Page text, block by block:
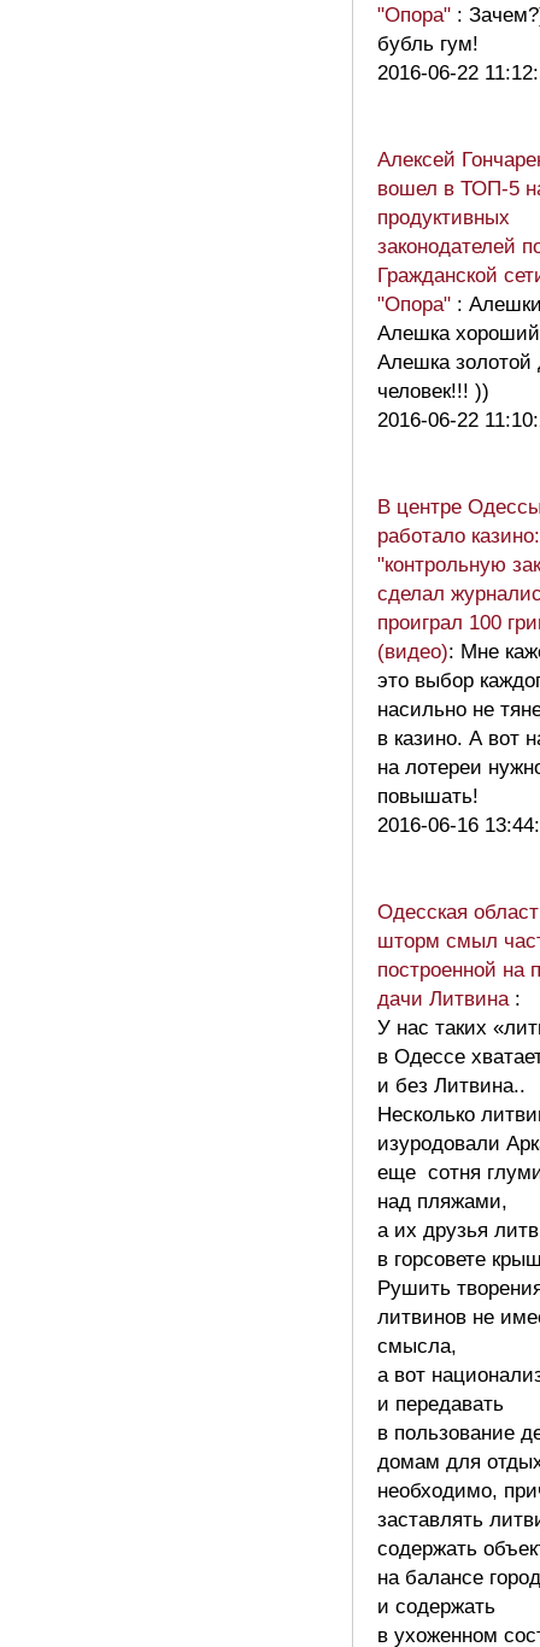
"Опора" :
бубль гум!
2016-06-22
Алексей
вошел в ТОП-5
продуктивных
законодателей
Гражданской
"Опора" :
Алешка
Алешка
человек!!! ))
2016-06-22
В центре
работало казино:
"контрольную
сделал
проиграл 100
(видео): Мне
это выбор
насильно не
в казино. А вот
на лотереи
повышать!
2016-06-16
Одесская
шторм смыл
построенной на
дачи Литвина :
У нас таких
в Одессе
и без Литвина..
Несколько
изуродовали
еще сотня
над пляжами,
а их друзья
в горсовете
Рушить
литвинов не
смысла,
а вот
и передавать
в пользование
домам для
необходимо,
заставлять
содержать
на балансе
и содержать
в ухоженном